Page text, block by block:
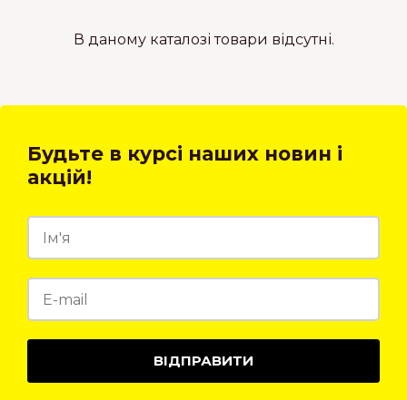
В даному каталозі товари відсутні.
Будьте в курсі наших новин і
акцій!
ВІДПРАВИТИ